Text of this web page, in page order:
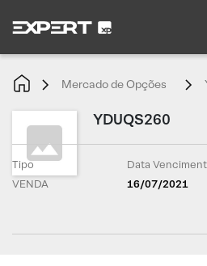
Mercado de Opções
YDUQS260
Tipo
VENDA
Data
16/07/2021